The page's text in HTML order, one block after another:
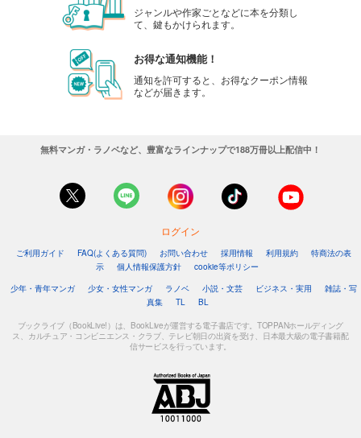
ジャンルや作家ごとなどに本を分類し
て、鍵もかけられます。
お得な通知機能！
通知を許可すると、お得なクーポン情報
などが届きます。
無料マンガ・ラノベなど、豊富なラインナップで188万冊以上配信中！
ログイン
ご利用ガイド FAQ(よくある質問) お問い合わせ 採用情報 利用規約
特商法の表
示
個人情報保護方針
cookie等ポリシー
少年・青年マンガ
少女・女性マンガ ラノベ 小説・文芸 ビジネス・実用
雑誌・写
真集
TL BL
ブックライブ（BookLive!）は、BookLiveが運営する電子書店です。TOPPANホールディング
ス、カルチュア・コンビニエンス・クラブ、テレビ朝日の出資を受け、日本最大級の電子書籍配
信サービスを行っています。